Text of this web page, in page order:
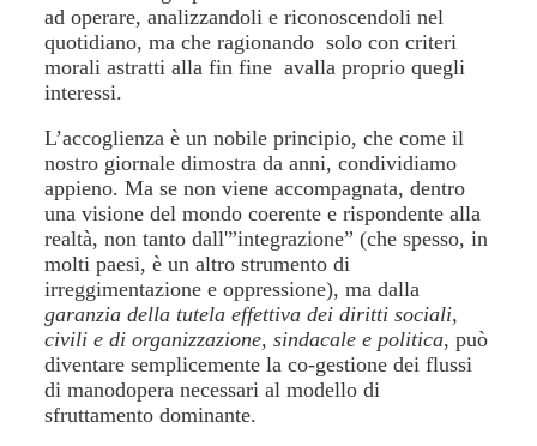
ad operare, analizzandoli e riconoscendoli nel
quotidiano, ma che ragionando solo con criteri
morali astratti alla fin fine avalla proprio quegli
interessi.
L’accoglienza è un nobile principio, che come il
nostro giornale dimostra da anni, condividiamo
appieno. Ma se non viene accompagnata, dentro
una visione del mondo coerente e rispondente alla
realtà, non tanto dall'”integrazione” (che spesso, in
molti paesi, è un altro strumento di
irreggimentazione e oppressione), ma dalla
garanzia della tutela effettiva dei diritti sociali,
civili e di organizzazione, sindacale e politica, può
diventare semplicemente la co-gestione dei flussi
di manodopera necessari al modello di
sfruttamento dominante.